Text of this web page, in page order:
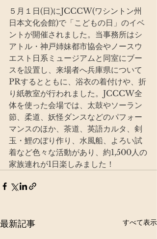
５月１日(日)にJCCCW(ワシントン州
日本文化会館)で「こどもの日」のイベ
ントが開催されました。当事務所はシ
アトル・神戸姉妹都市協会やノースウ
エスト日系ミュージアムと同室にブー
スを設置し、来場者へ兵庫県について
PRするとともに、浴衣の着付けや、折
り紙教室が行われました。JCCCW全
体を使った会場では、太鼓やソーラン
節、柔道、妖怪ダンスなどのパフォー
マンスのほか、茶道、英語カルタ、剣
玉・鯉のぼり作り、水風船、よろい試
着など色々な活動があり、約1,500人の
家族連れが1日楽しみました！
最新記事 すべて表示